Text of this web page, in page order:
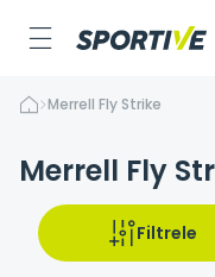
Merrell Fly Strike
Merrell Fly
Filtrele